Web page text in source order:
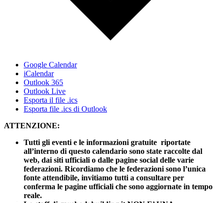
Google Calendar
iCalendar
Outlook 365
Outlook Live
Esporta il file .ics
Esporta file .ics di Outlook
ATTENZIONE:
Tutti gli eventi e le informazioni gratuite riportate
all’interno di questo calendario sono state raccolte dal
web, dai siti ufficiali o dalle pagine social delle varie
federazioni. Ricordiamo che le federazioni sono l’unica
fonte attendibile, invitiamo tutti a consultare per
conferma le pagine ufficiali che sono aggiornate in tempo
reale.